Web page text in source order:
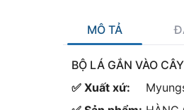
MÔ TẢ
BỘ LÁ GẮN VÀO
✅ Xuất xứ: